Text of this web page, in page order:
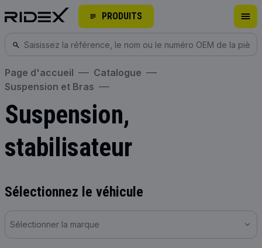
PRODUITS
Page d'accueil
Catalogue
Suspension et Bras
Suspension,
stabilisateur
Sélectionnez le véhicule
Sélectionner la marque